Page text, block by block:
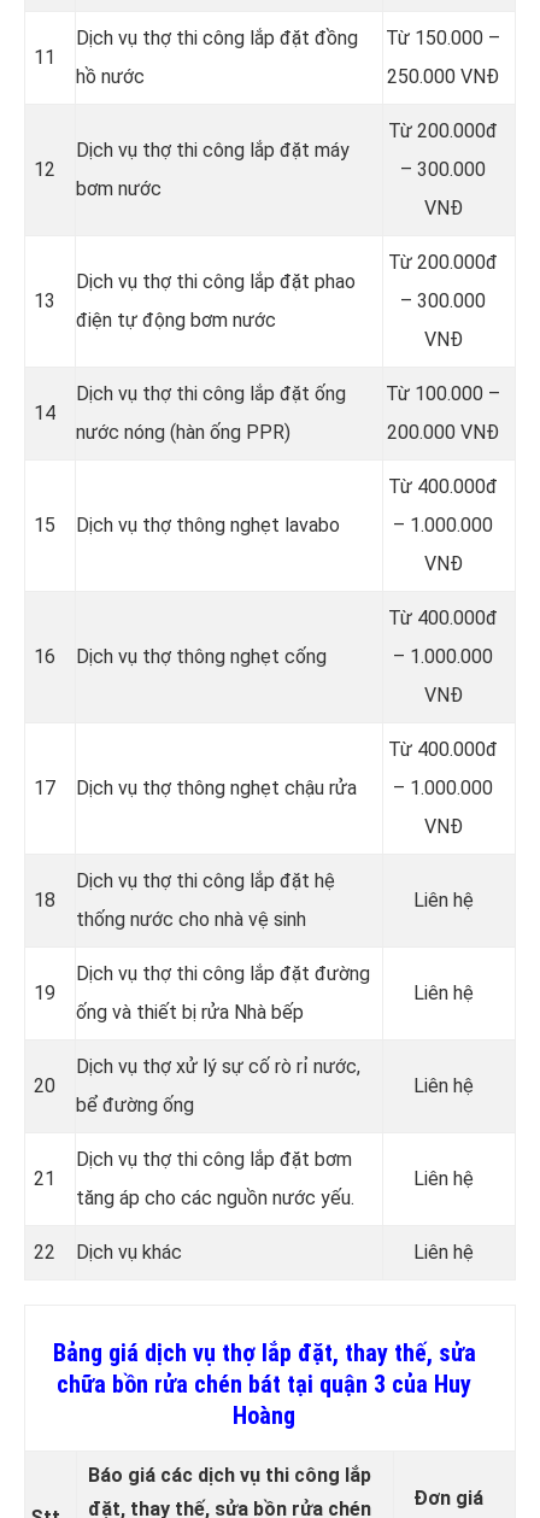
11
Dịch vụ thợ thi công lắp đặt đồng
hồ nước
Từ 150.000 –
250.000 VNĐ
12
Dịch vụ thợ thi công lắp đặt máy
bơm nước
Từ 200.000đ
– 300.000
VNĐ
13
Dịch vụ thợ thi công lắp đặt phao
điện tự động bơm nước
Từ 200.000đ
– 300.000
VNĐ
14
Dịch vụ thợ thi công lắp đặt ống
nước nóng (hàn ống PPR)
Từ 100.000 –
200.000 VNĐ
15 Dịch vụ thợ thông nghẹt lavabo
Từ 400.000đ
– 1.000.000
VNĐ
16 Dịch vụ thợ thông nghẹt cống
Từ 400.000đ
– 1.000.000
VNĐ
17 Dịch vụ thợ thông nghẹt chậu rửa
Từ 400.000đ
– 1.000.000
VNĐ
18
Dịch vụ thợ thi công lắp đặt hệ
thống nước cho nhà vệ sinh
Liên hệ
19
Dịch vụ thợ thi công lắp đặt đường
ống và thiết bị rửa Nhà bếp
Liên hệ
20
Dịch vụ thợ xử lý sự cố rò rỉ nước,
bể đường ống
Liên hệ
21
Dịch vụ thợ thi công lắp đặt bơm
tăng áp cho các nguồn nước yếu.
Liên hệ
22 Dịch vụ khác Liên hệ
Bảng giá dịch vụ thợ lắp đặt, thay thế, sửa
chữa bồn rửa chén bát tại quận 3 của Huy
Hoàng
Báo giá các dịch vụ thi công lắp
đặt, thay thế, sửa bồn rửa chén
Đơn giá